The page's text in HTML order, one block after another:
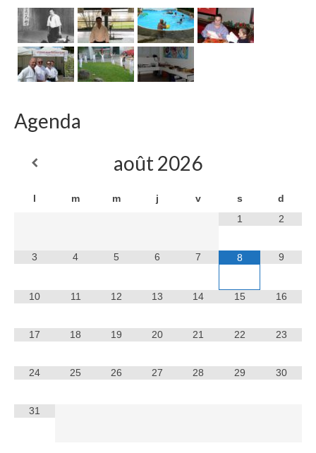
Agenda
août2026
l m m j v s
d
1
2
3 4 5 6 7 8 9
10 11 12 13 14 15 16
17 18 19 20 21 22 23
24 25 26 27 28 29 30
31